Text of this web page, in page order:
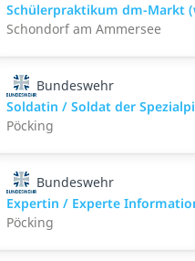
Schülerpraktikum dm-Markt
Schondorf am Ammersee
Bundeswehr
Soldatin / Soldat der
Pöcking
Bundeswehr
Expertin / Experte
Pöcking